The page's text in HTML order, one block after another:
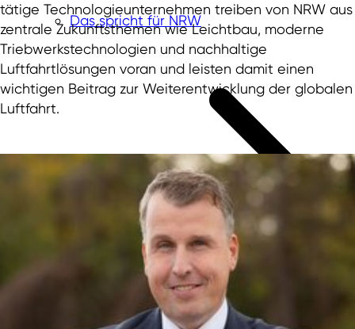
Das spricht für NRW
tätige Technologieunternehmen treiben von NRW aus
zentrale Zukunftsthemen wie Leichtbau, moderne
Triebwerkstechnologien und nachhaltige
Luftfahrtlösungen voran und leisten damit einen
wichtigen Beitrag zur Weiterentwicklung der globalen
Luftfahrt.